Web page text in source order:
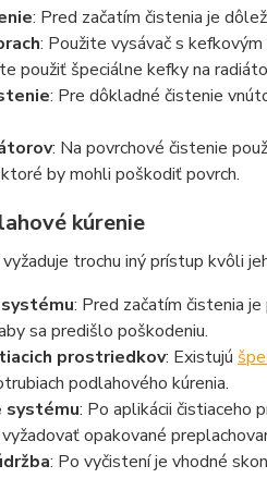
: Pred začatím čistenia je
: Použite vysávač s
použiť špeciálne kefky na
: Pre dôkladné čistenie
: Na povrchové čistenie
by mohli poškodiť povrch.
kúrenie
trochu iný prístup kvôli
: Pred začatím čistenia
sa predišlo poškodeniu.
prostriedkov: Existujú
podlahového kúrenia.
systému: Po aplikácii čistiaceho
opakované
: Po vyčistení je vhodné